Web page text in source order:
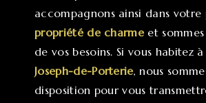
accompagnons ainsi dans
propriété de charme et
de vos besoins. Si vous habitez à
Joseph-de-Porterie, nous
disposition pour vous